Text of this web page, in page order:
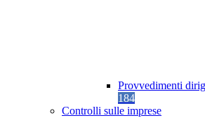
Provvedimenti
184
Controlli sulle imprese